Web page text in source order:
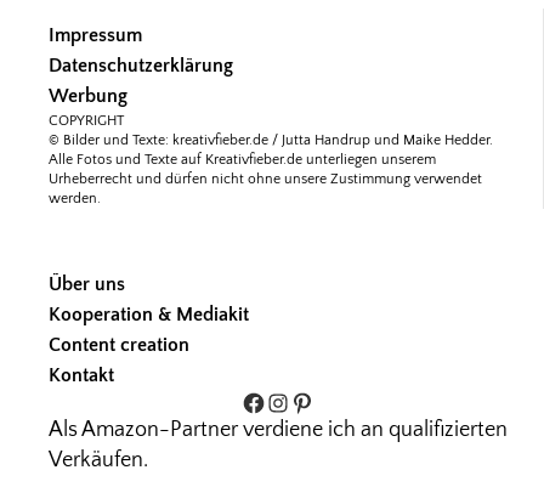
Impressum
Datenschutzerklärung
Werbung
COPYRIGHT
© Bilder und Texte: kreativfieber.de / Jutta Handrup und Maike Hedder.
Alle Fotos und Texte auf Kreativfieber.de unterliegen unserem
Urheberrecht und dürfen nicht ohne unsere Zustimmung verwendet
werden.
Über uns
Kooperation & Mediakit
Content creation
Kontakt
Facebook
Instagram
Pinterest
Als Amazon-Partner verdiene ich an qualifizierten
Verkäufen.